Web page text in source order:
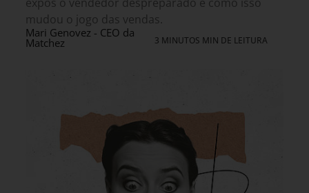
mudou o jogo das vendas.
Mari Genovez - CEO da
Matchez 3 MINUTOS MIN DE LEITURA